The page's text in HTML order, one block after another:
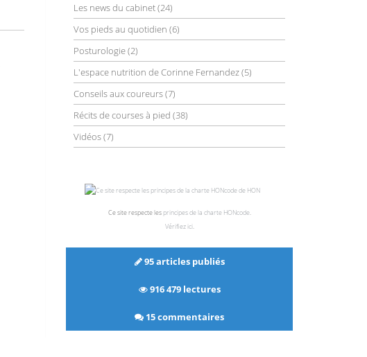
Les news du cabinet(24)
Vos pieds au quotidien (6)
Posturologie(2)
L'espace nutrition de Corinne Fernandez(5)
Conseils aux coureurs(7)
Récits de courses à pied (38)
Vidéos(7)
Ce site respecte les principes de la charte HONcode.
Vérifiez ici.
95 articles publiés
916 479 lectures
15 commentaires